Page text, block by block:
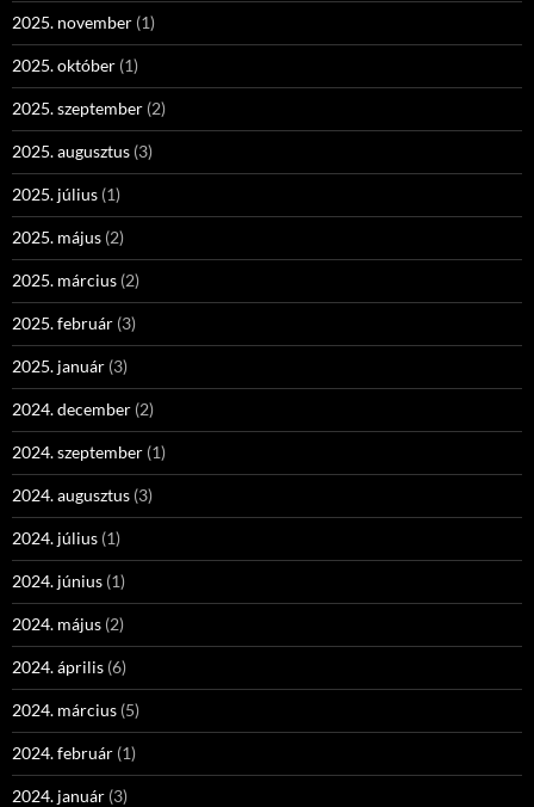
2025. november (1)
2025. október (1)
2025. szeptember (2)
2025. augusztus (3)
2025. július (1)
2025. május (2)
2025. március (2)
2025. február (3)
2025. január (3)
2024. december (2)
2024. szeptember (1)
2024. augusztus (3)
2024. július (1)
2024. június (1)
2024. május (2)
2024. április (6)
2024. március (5)
2024. február (1)
2024. január (3)